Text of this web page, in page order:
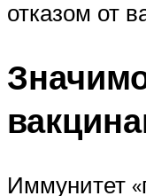
отказом от
Иммунитет